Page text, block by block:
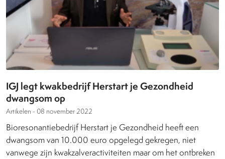
IGJ legt kwakbedrijf Herstart je Gezondheid
dwangsom op
Artikelen - 08 november 2022
Bioresonantiebedrijf Herstart je Gezondheid heeft een
dwangsom van 10.000 euro opgelegd gekregen, niet
vanwege zijn kwakzalveractiviteiten maar om het ontbreken